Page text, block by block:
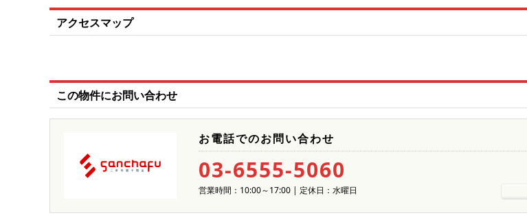
アクセスマップ
この物件にお問い合わせ
お電話でのお問い合わせ
03-6555-5060
営業時間：10:00～17:00 | 定休日：水曜日